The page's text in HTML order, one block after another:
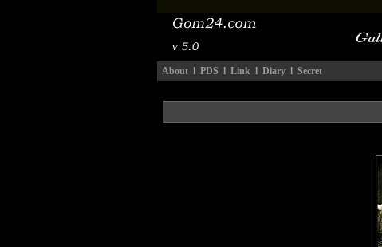
About l PDS l Link l Diary l Secret